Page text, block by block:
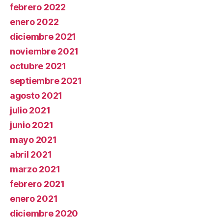
febrero 2022
enero 2022
diciembre 2021
noviembre 2021
octubre 2021
septiembre 2021
agosto 2021
julio 2021
junio 2021
mayo 2021
abril 2021
marzo 2021
febrero 2021
enero 2021
diciembre 2020